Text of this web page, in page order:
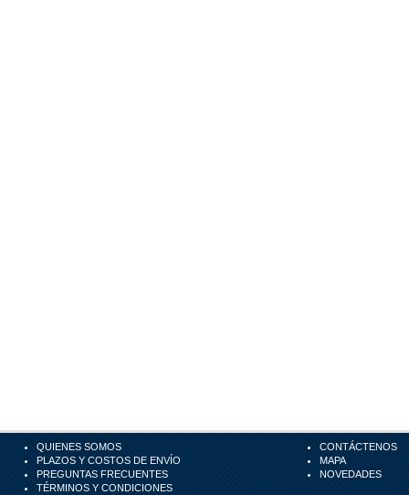
QUIENES SOMOS
PLAZOS Y COSTOS DE ENVÍO
PREGUNTAS FRECUENTES
TÉRMINOS Y CONDICIONES
CONTÁCTENOS
MAPA
NOVEDADES